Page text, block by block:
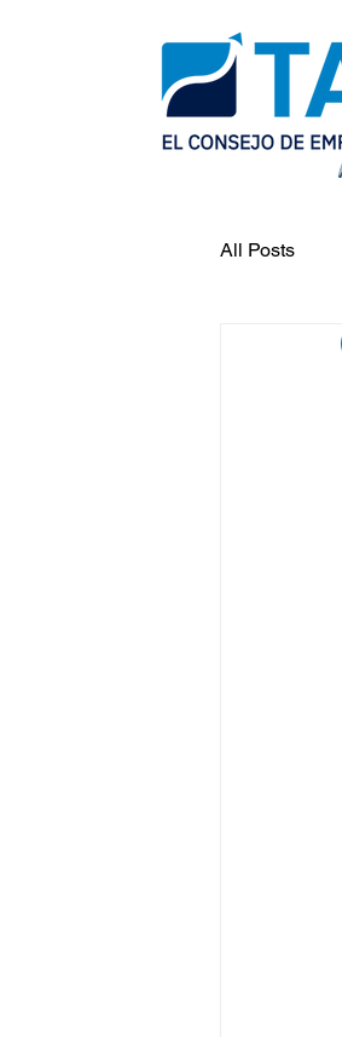
All Posts